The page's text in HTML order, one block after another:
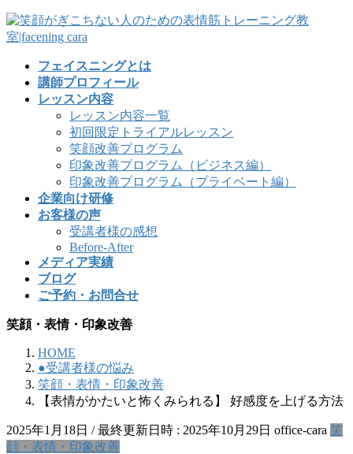
フェイスニングとは
講師プロフィール
レッスン内容
レッスン内容一覧
初回限定トライアルレッスン
笑顔改善プログラム
印象改善プログラム（ビジネス編）
印象改善プログラム（プライベート編）
企業向け研修
お客様の声
受講者様の感想
Before-After
メディア実績
ブログ
ご予約・お問合せ
笑顔・表情・印象改善
HOME
●受講者様の悩み
笑顔・表情・印象改善
【表情がかたいと怖くみられる】 好感度を上げる方法
2025年1月18日 / 最終更新日時 : 2025年10月29日 office-cara 笑
顔・表情・印象改善